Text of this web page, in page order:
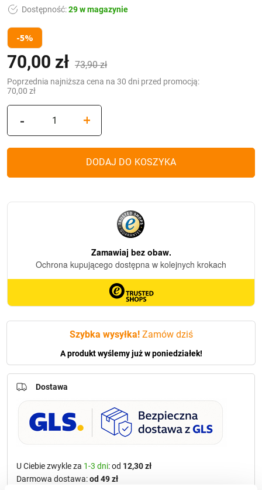
Pierwotna
cena
wynosiła:
73,90 zł.
70,00 zł
Aktualna
cena
wynosi:
70,00 zł.
(z VAT)
Poprzednia najniższa cena na 30 dni przed promocją:
70,00 zł
-5%
Dostępność:29 w magazynie
Dostawa
U Ciebie zwykle za 1-3 dni: od 12,30 zł
Darmowa dostawa:od 49 zł
Szybka wysyłka!Zamów dziś
A produkt wyślemy już w poniedziałek!
-
Kapliczka
+
+
DODAJ DO KOSZYKA